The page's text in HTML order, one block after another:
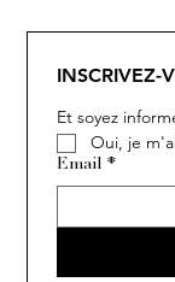
INSCRIVEZ-
Et soyez
Oui, je
Email *